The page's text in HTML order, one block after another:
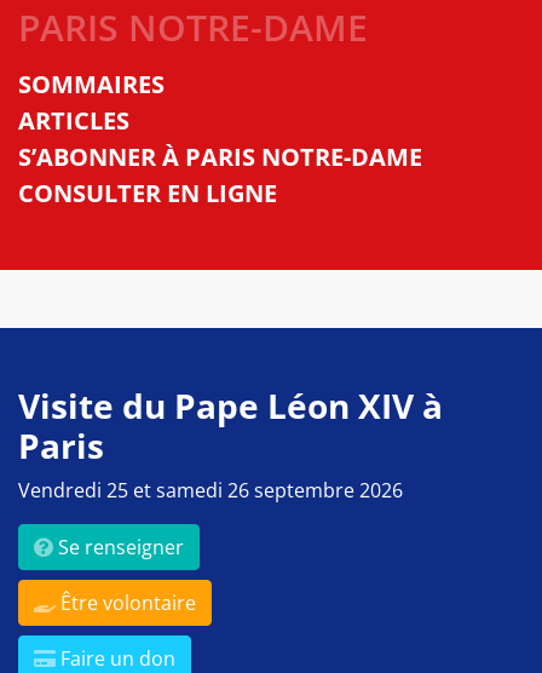
PARIS NOTRE-DAME
SOMMAIRES
ARTICLES
S’ABONNER À PARIS NOTRE-DAME
CONSULTER EN LIGNE
Visite du Pape Léon XIV à
Paris
Vendredi 25 et samedi 26 septembre 2026
Se renseigner
Être volontaire
Faire un don